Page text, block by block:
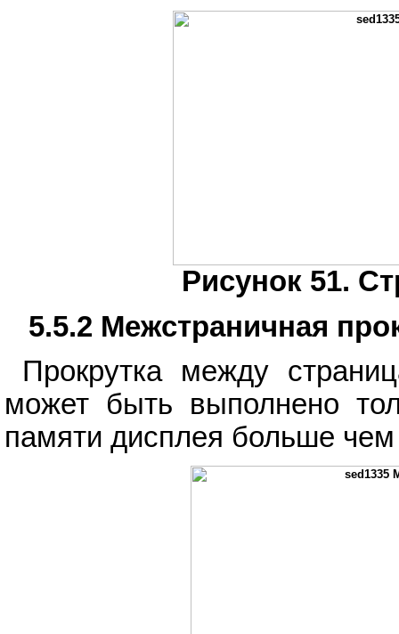
Рисунок 51.
5.5.2 Межстраничная
Прокрутка между
может быть выполнено
памяти дисплея больше чем